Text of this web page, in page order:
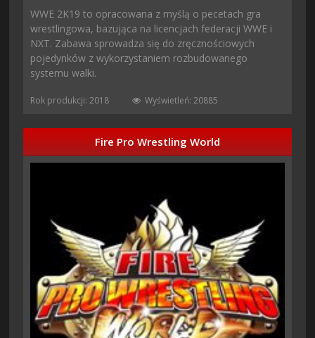
WWE 2K19 to opracowana z myślą o pecetach gra
wrestlingowa, bazująca na licencjach federacji WWE i
NXT. Zabawa sprowadza się do zręcznościowych
pojedynków z wykorzystaniem rozbudowanego
systemu walki.
Rok produkcji: 2018 Wyświetleń: 20885
Fire Pro Wrestling World